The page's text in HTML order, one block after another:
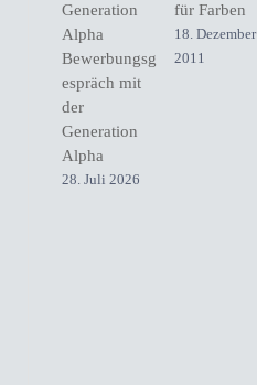
Bewerbungsg
espräch mit
der
Generation
Alpha
28. Juli 2026
für Farben
18. Dezember
2011